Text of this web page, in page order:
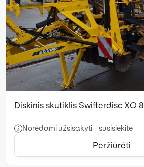
Diskinis skutiklis Swifterdisc XO
Norėdami užsisakyti - susisiekite
Peržiūrėti